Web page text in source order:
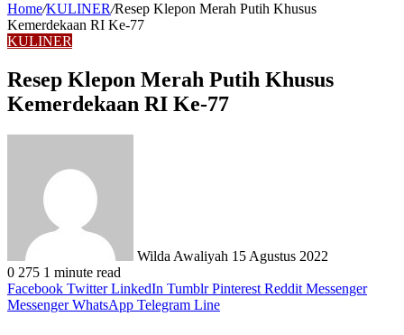
Home/KULINER/Resep Klepon Merah Putih Khusus
Kemerdekaan RI Ke-77
KULINER
Resep Klepon Merah Putih Khusus
Kemerdekaan RI Ke-77
Wilda Awaliyah 15 Agustus 2022
0 275 1 minute read
Facebook Twitter LinkedIn Tumblr Pinterest Reddit Messenger
Messenger WhatsApp Telegram Line